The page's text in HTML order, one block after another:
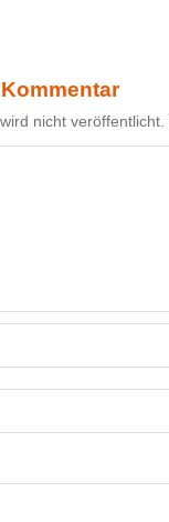
nicht veröffentlicht.